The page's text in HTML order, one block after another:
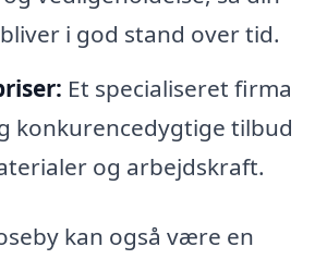
i god stand over tid.
Et specialiseret firma
konkurencedygtige tilbud
og arbejdskraft.
kan også være en